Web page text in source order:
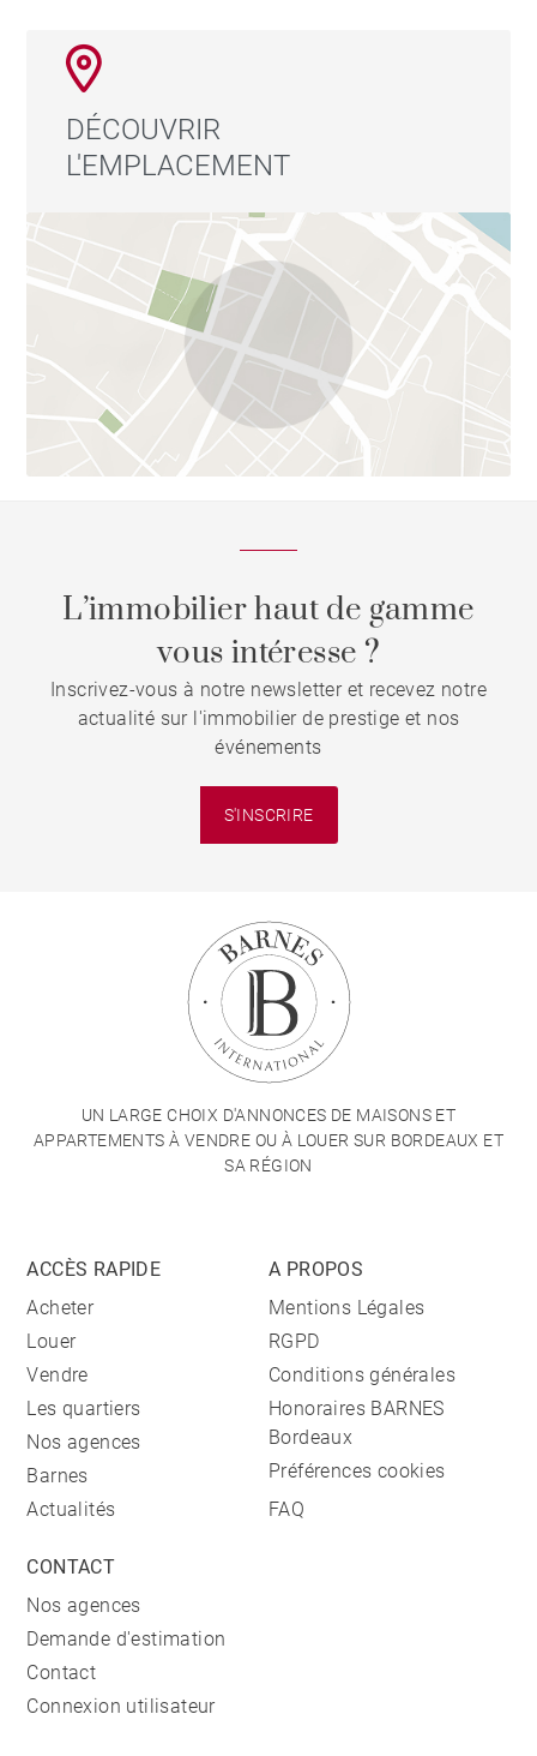
DÉCOUVRIR
L'EMPLACEMENT
L’immobilier haut de gamme
vous intéresse ?
Inscrivez-vous à notre newsletter et recevez notre
actualité sur l'immobilier de prestige et nos
événements
S'INSCRIRE
UN LARGE CHOIX D'ANNONCES DE MAISONS ET
APPARTEMENTS À VENDRE OU À LOUER SUR BORDEAUX ET
SA RÉGION
ACCÈS RAPIDE
Acheter
Louer
Vendre
Les quartiers
Nos agences
Barnes
Actualités
A PROPOS
Mentions Légales
RGPD
Conditions générales
Honoraires BARNES
Bordeaux
Préférences cookies
FAQ
CONTACT
Nos agences
Demande d'estimation
Contact
Connexion utilisateur